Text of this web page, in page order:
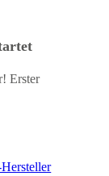
Erster